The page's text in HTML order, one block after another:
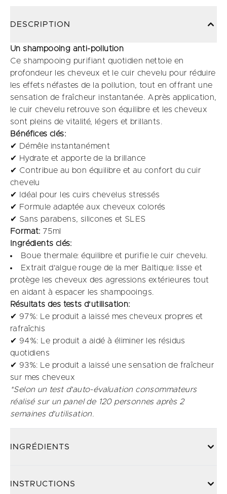
DESCRIPTION
Un shampooing anti-pollution
Ce shampooing purifiant quotidien nettoie en
profondeur les cheveux et le cuir chevelu pour réduire
les effets néfastes de la pollution, tout en offrant une
sensation de fraîcheur instantanée. Après application,
le cuir chevelu retrouve son équilibre et les cheveux
sont pleins de vitalité, légers et brillants.
Bénéfices clés:
✔ Démêle instantanément​
✔ Hydrate et apporte de la brillance
✔ Contribue au bon équilibre et au confort du cuir
chevelu
✔ Idéal pour les cuirs chevelus stressés
✔ Formule adaptée aux cheveux colorés
✔ Sans parabens, silicones et SLES
Format: 75ml
Ingrédients clés:
Boue thermale: équilibre et purifie le cuir chevelu.​
Extrait d'algue rouge de la mer Baltique: lisse et
protège les cheveux des agressions extérieures tout
en aidant à espacer les shampooings.
Résultats des tests d'utilisation:
✔ 97%: Le produit a laissé mes cheveux propres et
rafraîchis​
✔ 94%: Le produit a aidé à éliminer les résidus
quotidiens​
✔ 93%: Le produit a laissé une sensation de fraîcheur
sur mes cheveux ​
*Selon un test d'auto-évaluation consommateurs
réalisé sur un panel de 120 personnes après 2
semaines d'utilisation.
INGRÉDIENTS
INSTRUCTIONS